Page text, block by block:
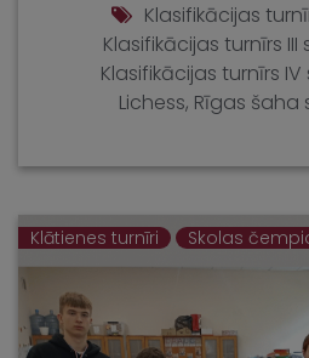
Klasifikācijas
Klasifikācijas turnīrs
Klasifikācijas turnīrs
Lichess, Rīgas šaha
Klātienes turnīri Skolas